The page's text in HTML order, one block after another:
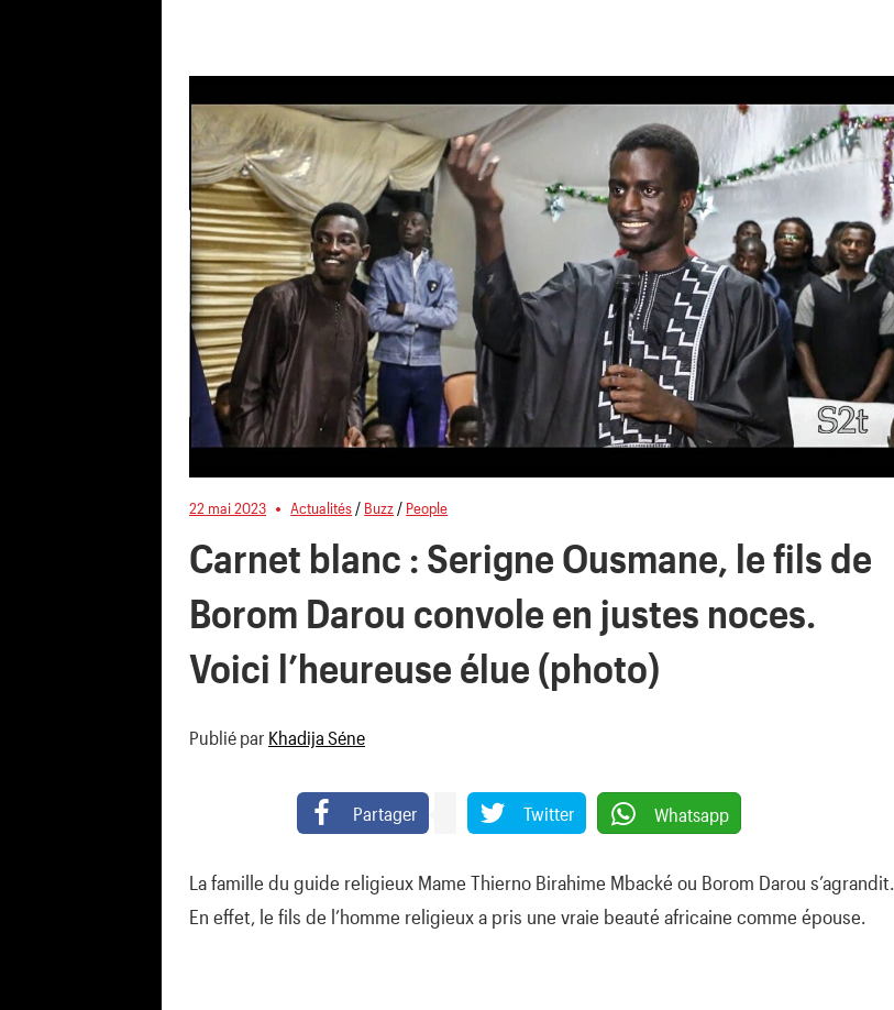
22 mai 2023 Actualités/ Buzz/ People
Carnet blanc : Serigne Ousmane, le fils de
Borom Darou convole en justes noces.
Voici l’heureuse élue (photo)
Publié par Khadija Séne
Partager Twitter Whatsapp
La famille du guide religieux Mame Thierno Birahime Mbacké ou Borom Darou s’agrandit.
En effet, le fils de l’homme religieux a pris une vraie beauté africaine comme épouse.